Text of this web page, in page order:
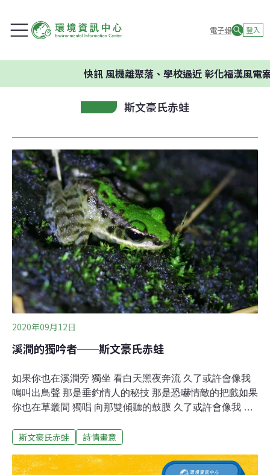
電子報 登入
快訊風機離聚落、學校過近 彰化福漢風電案
斯文豪氏赤蛙
2020年09月12日
溪澗的獨吟者──斯文豪氏赤蛙
如果你也在溪澗旁 獨坐 看白天黑夜奔流 久了或許會像我
鳴叫出鳥聲 那是垂釣情人的秘技 那是恐嚇情敵的把戲如果
你也在草叢間 獨唱 向那雙傾聽的鼓膜 久了或許會像我 腳
你也在石縫中 獨白 以相互黏聚的卵粒 久了或許會像我 在
果你也在水域裡 獨處 逐水藻落葉而食 久了或許會像我 吸
斯文豪氏赤蛙 詩情畫意